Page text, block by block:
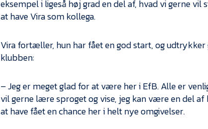
eksempel i ligeså høj grad en del af, hvad vi gerne
at have Vira som kollega.
Vira fortæller, hun har fået en god start, og
klubben:
– Jeg er meget glad for at være her i EfB. Alle er
vil gerne lære sproget og vise, jeg kan være en del
at have fået en chance her i helt nye omgivelser.